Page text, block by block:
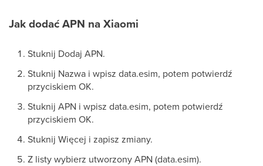
Jak dodać APN na Xiaomi
Stuknij Dodaj APN.
Stuknij Nazwa i wpisz data.esim, potem potwierdź
przyciskiem OK.
Stuknij APN i wpisz data.esim, potem potwierdź
przyciskiem OK.
Stuknij Więcej i zapisz zmiany.
Z listy wybierz utworzony APN (data.esim).